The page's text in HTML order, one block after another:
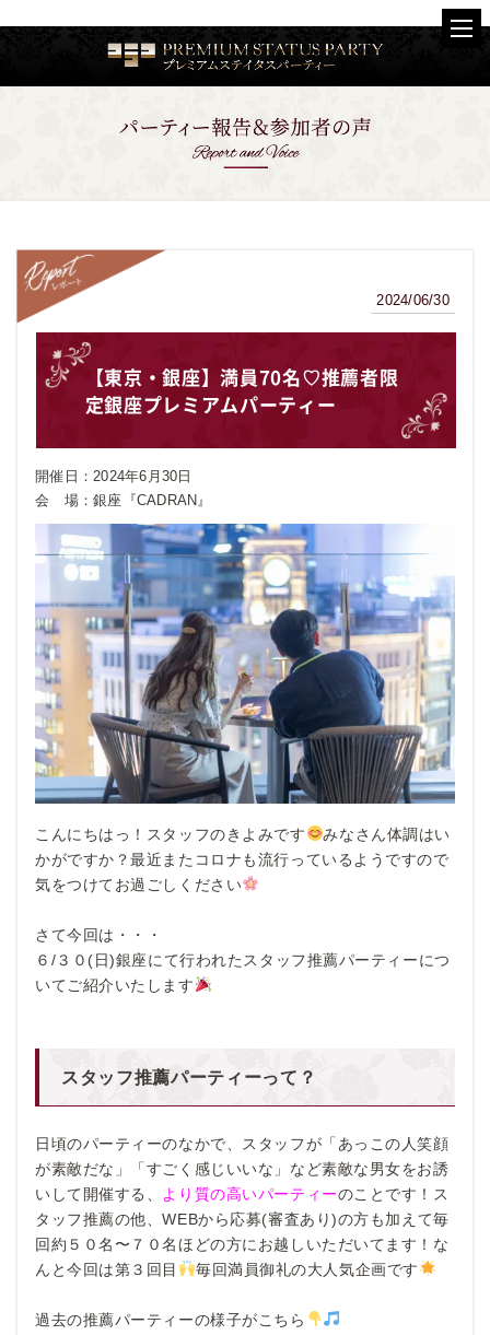
レポート
2024/06/30
【東京・銀座】満員70名♡推薦者限
定銀座プレミアムパーティー
開催日：2024年6月30日
会 場：銀座『CADRAN』
こんにちはっ！スタッフのきよみです
みなさん体調はい
かがですか？最近またコロナも流行っているようですので
気をつけてお過ごしください
さて今回は・・・
６/３０(日)銀座にて行われたスタッフ推薦パーティーにつ
いてご紹介いたします
スタッフ推薦パーティーって？
日頃のパーティーのなかで、スタッフが「あっこの人笑顔
が素敵だな」「すごく感じいいな」など素敵な男女をお誘
いして開催する、 より質の高いパーティーのことです！ス
タッフ推薦の他、WEBから応募(審査あり)の方も加えて毎
回約５０名〜７０名ほどの方にお越しいただいてます！な
んと今回は第３回目
毎回満員御礼の大人気企画です
過去の推薦パーティーの様子がこちら